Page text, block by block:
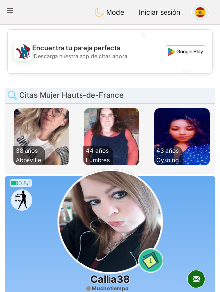
JTaimerais
Toggle
Mode Iniciar sesión
💖
💕
Encuentra tu pareja perfecta
¡Descarga nuestra app de citas ahora!
Citas Mujer Hauts-de-France
38 años
Abbeville
44 años
Lumbres
43 años
Cysoing
0.8/1
1
Callia38
Mucho tiempo